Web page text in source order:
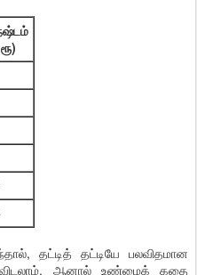
தட்டித் தட்டியே பலவிதமான
ஆனால் உண்மைக் கதை